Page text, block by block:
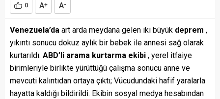
0 A+ A-
Venezuela’da art arda meydana gelen iki büyük deprem ,
yıkıntı sonucu dokuz aylık bir bebek ile annesi sağ olarak
kurtarıldı. ABD’li arama kurtarma ekibi , yerel itfaiye
birimleriyle birlikte yürüttüğü çalışma sonucu anne ve
mevcuti kalıntıdan ortaya çıktı; Vücudundaki hafif yaralarla
hayatta kaldığı bildirildi. Ekibin sosyal medya hesabından